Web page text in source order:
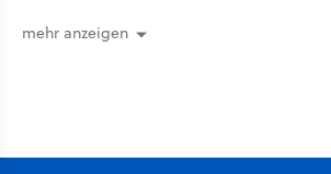
mehr anzeigen